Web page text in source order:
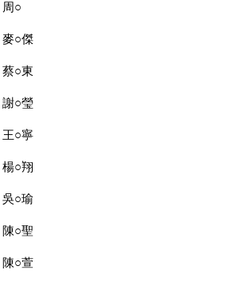
周○
麥○傑
蔡○東
謝○瑩
王○寧
楊○翔
吳○瑜
陳○聖
陳○萱